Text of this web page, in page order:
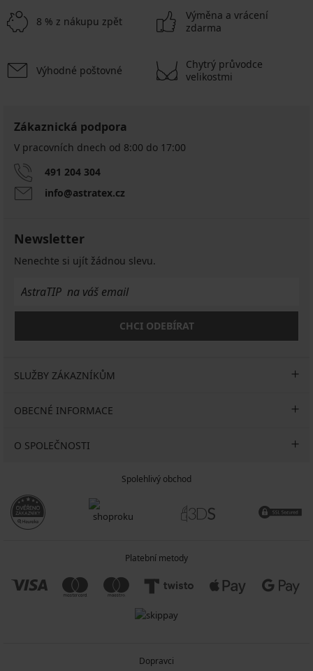
8 % z nákupu zpět
Výměna a vrácení
zdarma
Výhodné poštovné
Chytrý průvodce
velikostmi
Zákaznická podpora
V pracovních dnech od 8:00 do 17:00
491 204 304
info@astratex.cz
Newsletter
Nenechte si ujít žádnou slevu.
CHCI ODEBÍRAT
SLUŽBY ZÁKAZNÍKŮM
OBECNÉ INFORMACE
O SPOLEČNOSTI
Spolehlivý obchod
Platební metody
Dopravci